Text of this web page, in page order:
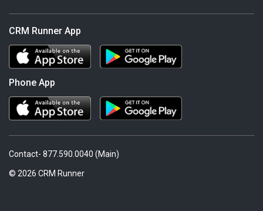
CRM Runner App
Phone App
Contact- 877.590.0040 (Main)
© 2026 CRM Runner